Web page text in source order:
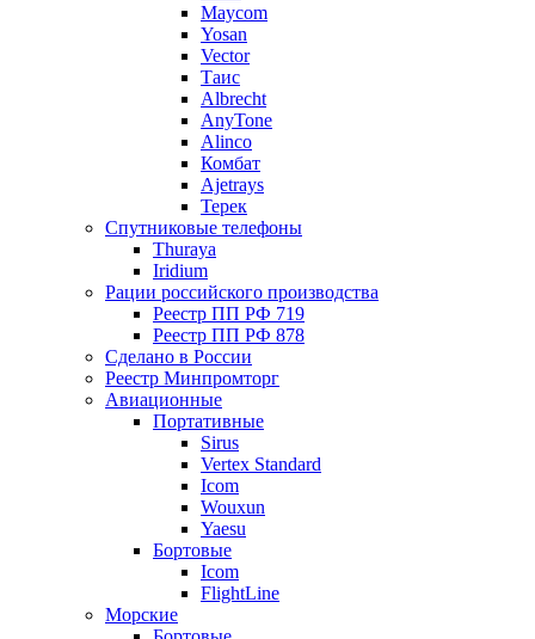
Maycom
Yosan
Vector
Таис
Albrecht
AnyTone
Alinco
Комбат
Ajetrays
Терек
Спутниковые телефоны
Thuraya
Iridium
Рации российского производства
Реестр ПП РФ 719
Реестр ПП РФ 878
Сделано в России
Реестр Минпромторг
Авиационные
Портативные
Sirus
Vertex Standard
Icom
Wouxun
Yaesu
Бортовые
Icom
FlightLine
Морские